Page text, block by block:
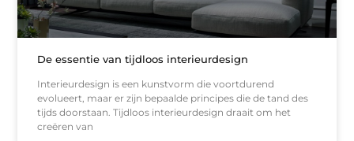
De essentie van tijdloos interieurdesign
Interieurdesign is een kunstvorm die voortdurend
evolueert, maar er zijn bepaalde principes die de tand des
tijds doorstaan. Tijdloos interieurdesign draait om het
creëren van